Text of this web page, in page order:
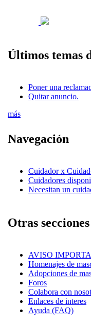
Últimos temas
Poner una
Quitar anuncio.
más
Navegación
Cuidador x
Cuidadores
Necesitan un
Otras secciones
AVISO
Homenajes de
Adopciones de
Foros
Colabora con
Enlaces de interes
Ayuda (FAQ)